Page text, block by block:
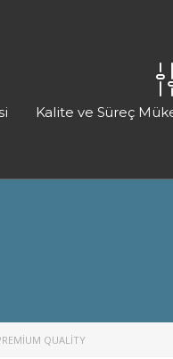
Kalite ve Süreç
QUALITY